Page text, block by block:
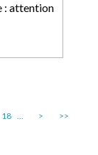
: attention
18 ... > >>